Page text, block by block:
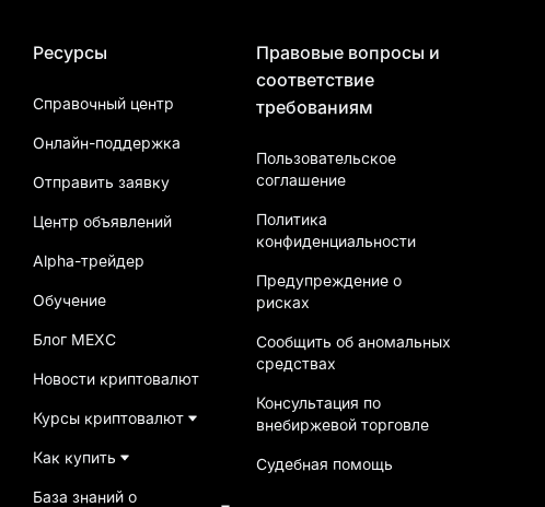
Ресурсы
Справочный центр
Онлайн-поддержка
Отправить заявку
Центр объявлений
Alpha-трейдер
Обучение
Блог MEXC
Новости криптовалют
Курсы криптовалют
Как купить
База знаний о
Правовые вопросы и
соответствие
требованиям
Пользовательское
соглашение
Политика
конфиденциальности
Предупреждение о
рисках
Сообщить об аномальных
средствах
Консультация по
внебиржевой торговле
Судебная помощь